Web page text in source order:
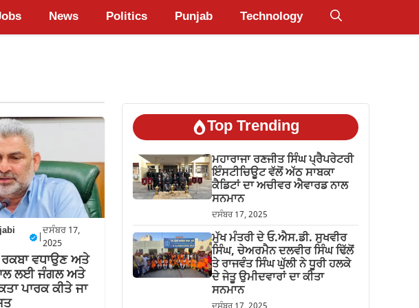
News Politics Punjab Technology
ਦਸੰਬਰ 17,
2025
ਵਧਾਉਣ ਅਤੇ
ਲਈ ਜੰਗਲ ਅਤੇ
ਪਾਰਕ ਕੀਤੇ ਜਾ
Top Trending
ਮਹਾਰਾਜਾ ਰਣਜੀਤ ਸਿੰਘ ਪ੍ਰੈਪਰੇਟਰੀ
ਇੰਸਟੀਚਿਊਟ ਵੱਲੋਂ ਅੱਠ ਸਾਬਕਾ
ਕੈਡਿਟਾਂ ਦਾ ਅਚੀਵਰ ਐਵਾਰਡ ਨਾਲ
ਸਨਮਾਨ
ਦਸੰਬਰ 17, 2025
ਮੁੱਖ ਮੰਤਰੀ ਦੇ ਓ.ਐਸ.ਡੀ. ਸੁਖਵੀਰ
ਸਿੰਘ, ਚੇਅਰਮੈਨ ਦਲਵੀਰ ਸਿੰਘ ਢਿੱਲੋਂ
ਤੇ ਰਾਜਵੰਤ ਸਿੰਘ ਘੁੱਲੀ ਨੇ ਧੂਰੀ ਹਲਕੇ
ਦੇ ਜੇਤੂ ਉਮੀਦਵਾਰਾਂ ਦਾ ਕੀਤਾ
ਸਨਮਾਨ